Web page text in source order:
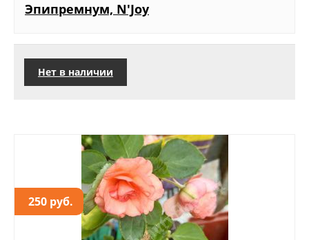
Эпипремнум, N'Joy
Нет в наличии
250 руб.